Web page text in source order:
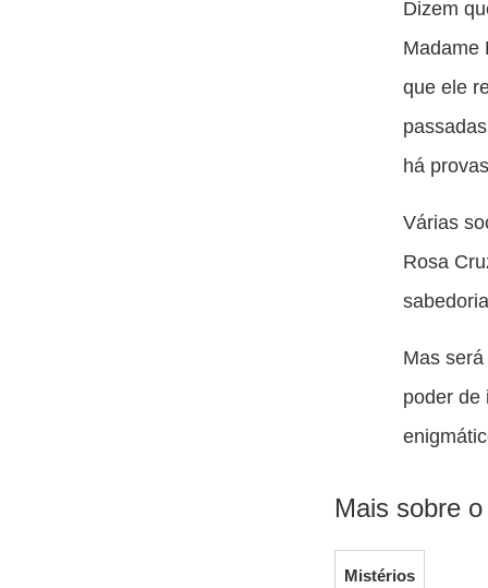
Dizem
Madame
que ele
há
Várias
Rosa
Mas
poder de
Mais sobre
Mistérios